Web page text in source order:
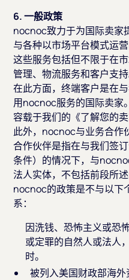
6. 一般政策
nocnoc致力于为国际卖家
与各种以市场平台模式运
这些服务包括但不限于在
管理、物流服务和客户支持
在此方面，终端客户是在
用nocnoc服务的国际卖家
容载于我们的《了解您的卖
此外，nocnoc与业务合作
合作伙伴是指在与我们签
条件）的情况下，与
法人实体，不包括前段所述
nocnoc的政策是不与以下
系：
因洗钱、恐怖主义或恐
或定罪的自然人或法人
时。
被列入美国财政部海外